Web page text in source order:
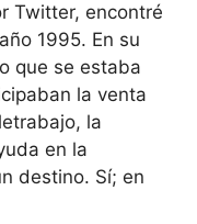
Twitter, encontré
1995. En su
que se estaba
la venta
la
en la
destino. Sí; en